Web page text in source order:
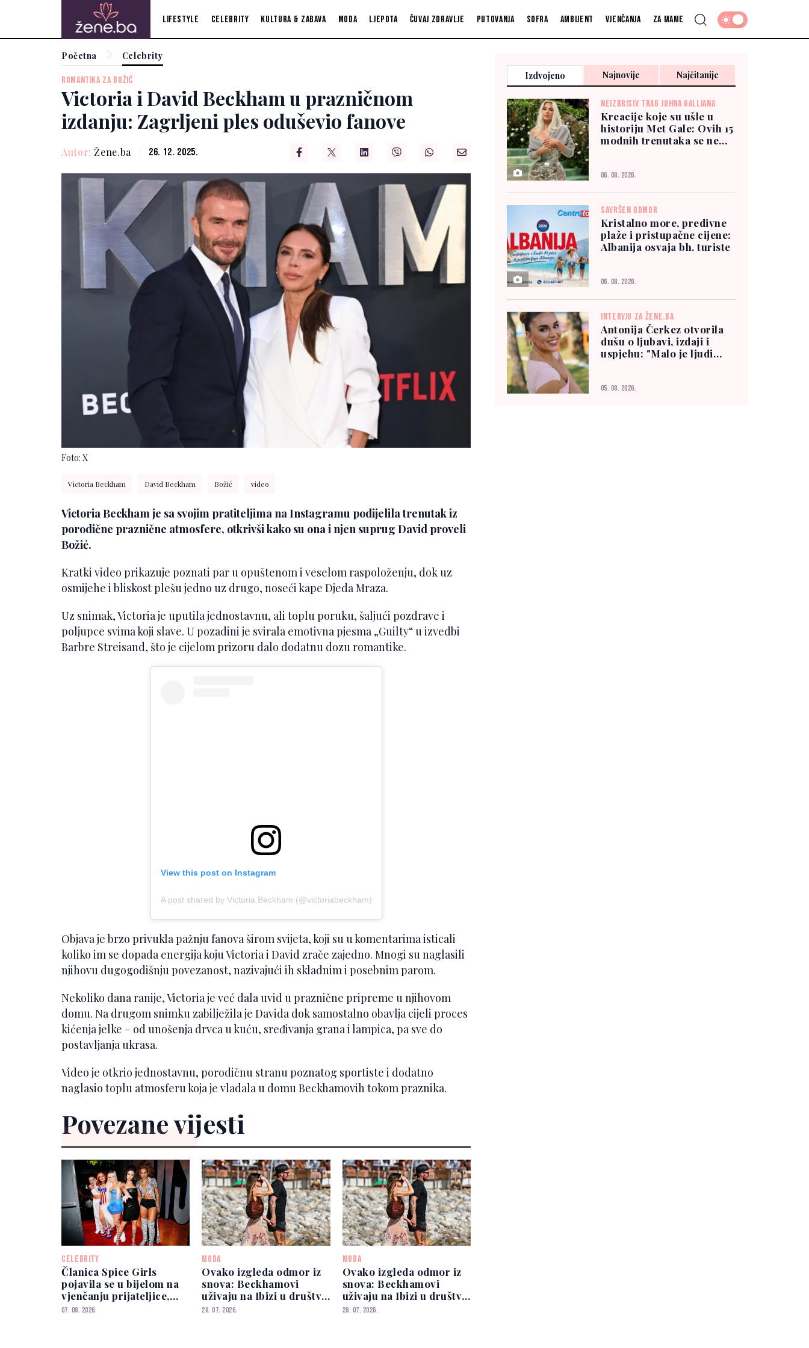
Lifestyle Celebrity Kultura & zabava Moda Ljepota Čuvaj zdravlje Putovanja Sofra Ambijent Vjenčanja Za mame
Početna Celebrity
ROMANTIKA ZA BOŽIĆ
Victoria i David Beckham u prazničnom
izdanju: Zagrljeni ples oduševio fanove
Autor: Žene.ba 26. 12. 2025.
Foto: X
Victoria Beckham David Beckham Božić video
Victoria Beckham je sa svojim pratiteljima na Instagramu podijelila trenutak iz
porodične praznične atmosfere, otkrivši kako su ona i njen suprug David proveli
Božić.
Kratki video prikazuje poznati par u opuštenom i veselom raspoloženju, dok uz
osmijehe i bliskost plešu jedno uz drugo, noseći kape Djeda Mraza.
Uz snimak, Victoria je uputila jednostavnu, ali toplu poruku, šaljući pozdrave i
poljupce svima koji slave. U pozadini je svirala emotivna pjesma „Guilty“ u izvedbi
Barbre Streisand, što je cijelom prizoru dalo dodatnu dozu romantike.
View this post on Instagram
A post shared by Victoria Beckham (@victoriabeckham)
Objava je brzo privukla pažnju fanova širom svijeta, koji su u komentarima isticali
koliko im se dopada energija koju Victoria i David zrače zajedno. Mnogi su naglasili
njihovu dugogodišnju povezanost, nazivajući ih skladnim i posebnim parom.
Nekoliko dana ranije, Victoria je već dala uvid u praznične pripreme u njihovom
domu. Na drugom snimku zabilježila je Davida dok samostalno obavlja cijeli proces
kićenja jelke – od unošenja drvca u kuću, sređivanja grana i lampica, pa sve do
postavljanja ukrasa.
Video je otkrio jednostavnu, porodičnu stranu poznatog sportiste i dodatno
naglasio toplu atmosferu koja je vladala u domu Beckhamovih tokom praznika.
Povezane vijesti
CELEBRITY
Članica Spice Girls
pojavila se u bijelom na
vjenčanju prijateljice,
ona joj nije prešutjela
07. 08. 2026.
MODA
Ovako izgleda odmor iz
snova: Beckhamovi
uživaju na Ibizi u društvu
slavnog sportiste
28. 07. 2026.
MODA
Ovako izgleda odmor iz
snova: Beckhamovi
uživaju na Ibizi u društvu
slavnog sportiste
28. 07. 2026.
Izdvojeno Najnovije Najčitanije
NEIZBRISIV TRAG JOHNA GALLIANA
Kreacije koje su ušle u
historiju Met Gale: Ovih 15
modnih trenutaka se ne
06. 08. 2026.
SAVRŠEN ODMOR
Kristalno more, predivne
plaže i pristupačne cijene:
Albanija osvaja bh. turiste
06. 08. 2026.
INTERVJU ZA ŽENE.BA
Antonija Čerkez otvorila
dušu o ljubavi, izdaji i
uspjehu: "Malo je ljudi
05. 08. 2026.